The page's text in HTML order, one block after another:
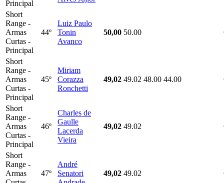
Principal
Short
Range -
Armas
Curtas -
Principal
44º
Luiz Paulo
Tonin
Avanco
50,00 50.00
Short
Range -
Armas
Curtas -
Principal
45º
Miriam
Corazza
Ronchetti
49,02 49.02 48.00 44.00
Short
Range -
Armas
Curtas -
Principal
46º
Charles de
Gaulle
Lacerda
Vieira
49,02 49.02
Short
Range -
Armas
47º
André
Senatori
49,02 49.02